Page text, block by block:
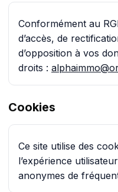
Conformément au
d’accès, de
d’opposition à vos
droits :
Cookies
Ce site utilise des
l’expérience
anonymes de